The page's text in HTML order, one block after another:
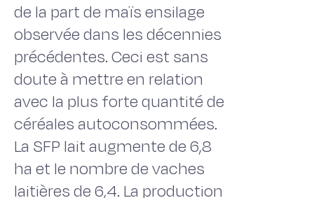
de la part de maïs ensilage
observée dans les décennies
précédentes. Ceci est sans
doute à mettre en relation
avec la plus forte quantité de
céréales autoconsommées.
La SFP lait augmente de 6,8
ha et le nombre de vaches
laitières de 6,4. La production